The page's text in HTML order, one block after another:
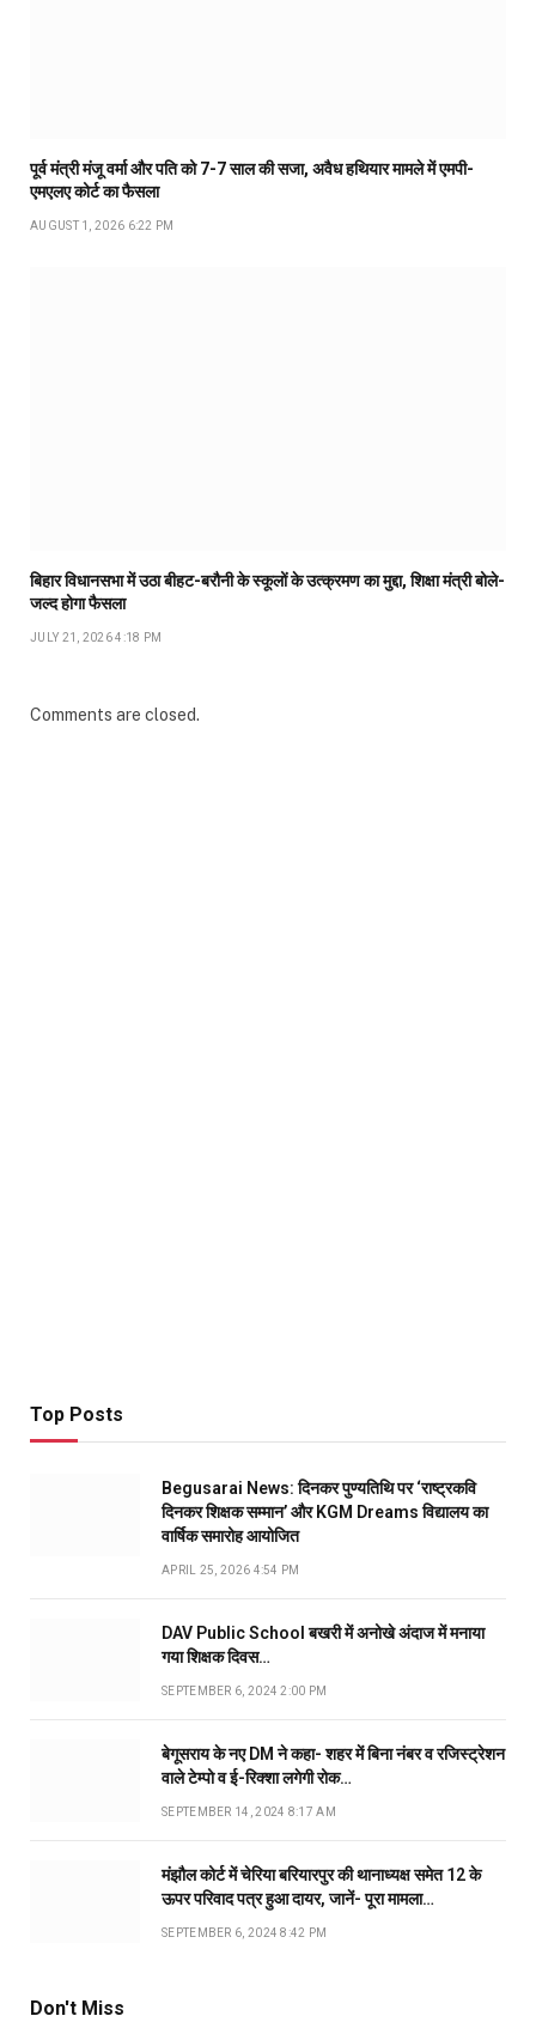
पूर्व मंत्री मंजू वर्मा और पति को 7-7 साल की सजा, अवैध हथियार मामले में एमपी-
एमएलए कोर्ट का फैसला
AUGUST 1, 2026 6:22 PM
बिहार विधानसभा में उठा बीहट-बरौनी के स्कूलों के उत्क्रमण का मुद्दा, शिक्षा मंत्री बोले-
जल्द होगा फैसला
JULY 21, 2026 4:18 PM
Comments are closed.
Top Posts
Begusarai News: दिनकर पुण्यतिथि पर ‘राष्ट्रकवि
दिनकर शिक्षक सम्मान’ और KGM Dreams विद्यालय का
वार्षिक समारोह आयोजित
APRIL 25, 2026 4:54 PM
DAV Public School बखरी में अनोखे अंदाज में मनाया
गया शिक्षक दिवस…
SEPTEMBER 6, 2024 2:00 PM
बेगूसराय के नए DM ने कहा- शहर में बिना नंबर व रजिस्ट्रेशन
वाले टेम्पो व ई-रिक्शा लगेगी रोक…
SEPTEMBER 14, 2024 8:17 AM
मंझौल कोर्ट में चेरिया बरियारपुर की थानाध्यक्ष समेत 12 के
ऊपर परिवाद पत्र हुआ दायर, जानें- पूरा मामला…
SEPTEMBER 6, 2024 8:42 PM
Don't Miss